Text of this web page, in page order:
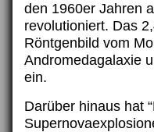
den 1960er Jahren
revolutioniert. Das
Röntgenbild vom
Andromedagalaxie
ein.
Darüber hinaus hat